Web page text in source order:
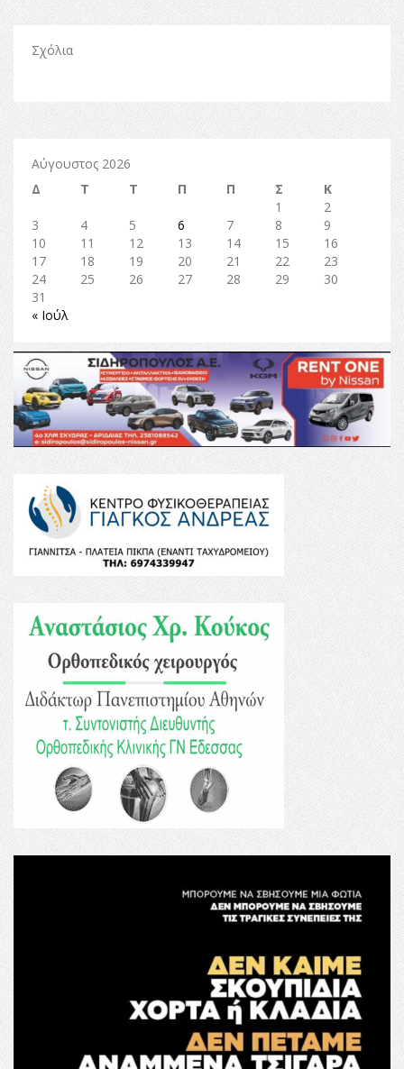
Σχόλια
Αύγουστος 2026
Δ
Τ Τ Π Π Σ
Κ
1
2
3
4 5 6 7 8
9
10
11 12 13 14 15
16
17
18 19 20 21 22
23
24
25 26 27 28 29
30
31
« Ιούλ